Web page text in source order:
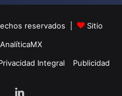
reservados |
Sitio
AnalíticaMX
Integral Publicidad
LinkedIn